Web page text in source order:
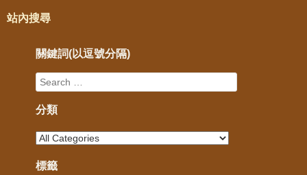
站內搜尋
關鍵詞(以逗號分隔)
分類
標籤